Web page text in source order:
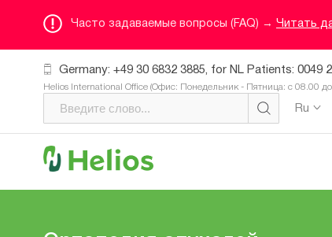
Часто задаваемые вопросы (FAQ) → Читать
Germany: +49 30 6832 3885, for NL Patients: 0049
Helios International Office (Офис: Понедельник - Пятница: с 08.00
Ru